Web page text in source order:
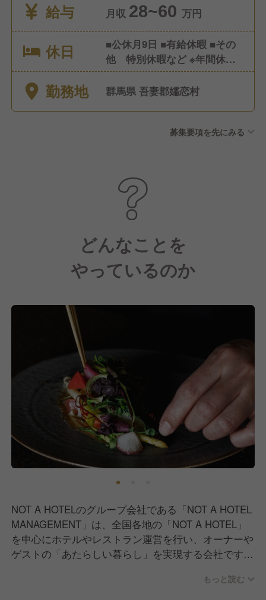
給与
月収 28~60 万円
休日
■公休月9日 ■有給休暇 ■その
他 特別休暇など ※年間休日
107日
勤務地 群馬県 吾妻郡嬬恋村
募集要項を先にみる
どんなことを
やっているのか
NOT A HOTELのグループ会社である「NOT A HOTEL
MANAGEMENT」は、全国各地の「NOT A HOTEL」
を中心にホテルやレストラン運営を行い、オーナーや
ゲストの「あたらしい暮らし」を実現する会社です。
NOT A HOTELのこだわりは、建築やソフトウェア、
もっと読む